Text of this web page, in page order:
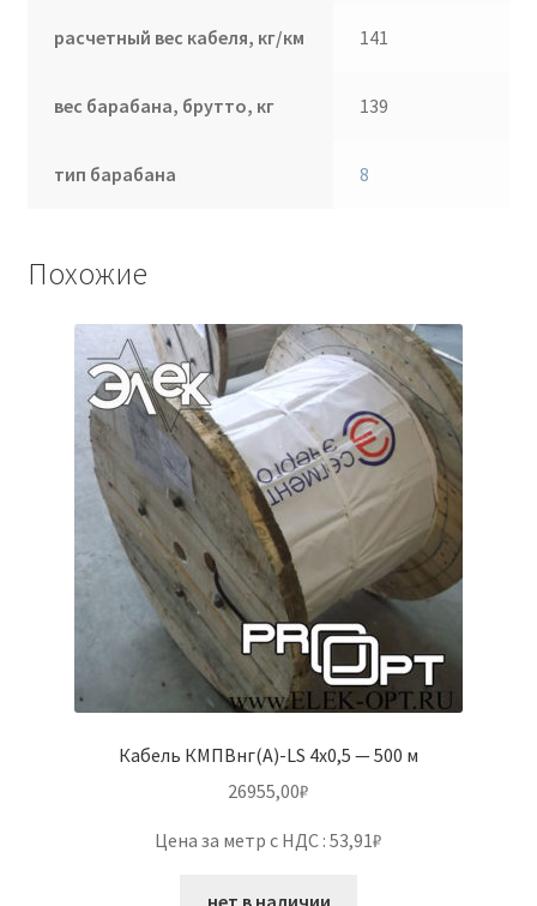
расчетный вес кабеля, кг/км 141
вес барабана, брутто, кг 139
тип барабана 8
Похожие
Кабель КМПВнг(А)-LS 4х0,5 — 500 м
26955,00₽
Цена за метр с НДС : 53,91₽